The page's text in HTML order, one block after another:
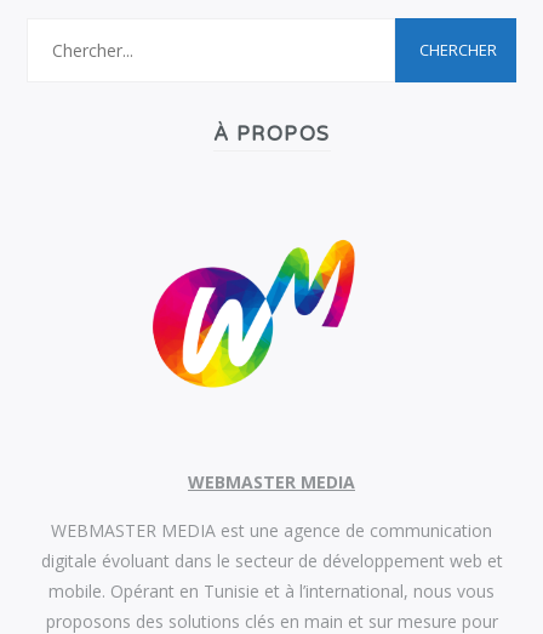
À PROPOS
WEBMASTER MEDIA
WEBMASTER MEDIA est une agence de communication
digitale évoluant dans le secteur de développement web et
mobile. Opérant en Tunisie et à l’international, nous vous
proposons des solutions clés en main et sur mesure pour